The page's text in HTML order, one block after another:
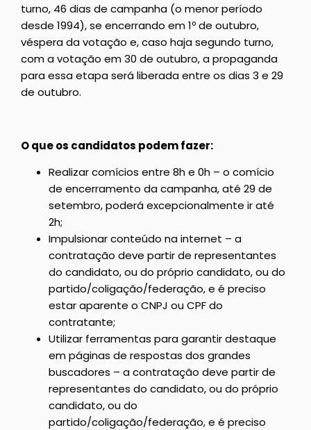
turno, 46 dias de campanha (o menor período
desde 1994), se encerrando em 1º de outubro,
véspera da votação e, caso hajasegundo turno,
com a votação em 30 de outubro, a propaganda
para essa etapa será liberada entre os dias 3 e 29
de outubro.
O que os candidatos podem fazer:
Realizar comícios entre 8h e 0h – o comício
de encerramento da campanha, até 29 de
setembro, poderá excepcionalmente ir até
2h;
Impulsionar conteúdo na internet – a
contratação deve partir de representantes
do candidato, ou do próprio candidato, ou do
partido/coligação/federação, e é preciso
estar aparente o CNPJ ou CPF do
contratante;
Utilizar ferramentas para garantir destaque
em páginas de respostas dos grandes
buscadores – a contratação deve partir de
representantes do candidato, ou do próprio
candidato, ou do
partido/coligação/federação, e é preciso